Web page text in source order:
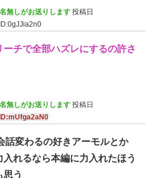
無しがお送りします 投稿日
ID:0gJJia2n0
チで全部ハズレにするの許さ
無しがお送りします 投稿日
話変わるの好きアーモルとか
れるなら本編に力入れたほう
思う